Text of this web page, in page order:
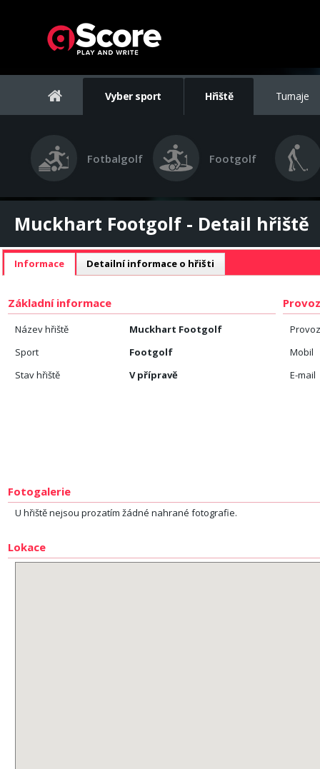
Vyber sport Hřiště Turnaje
Fotbalgolf Footgolf
Muckhart Footgolf - Detail hřiště
Informace Detailní informace o hřišti
Základní informace
Název hřiště
Muckhart Footgolf
Sport
Footgolf
Stav hřiště
V přípravě
Mobil
E-mail
Fotogalerie
U hřiště nejsou prozatím žádné nahrané fotografie.
Lokace